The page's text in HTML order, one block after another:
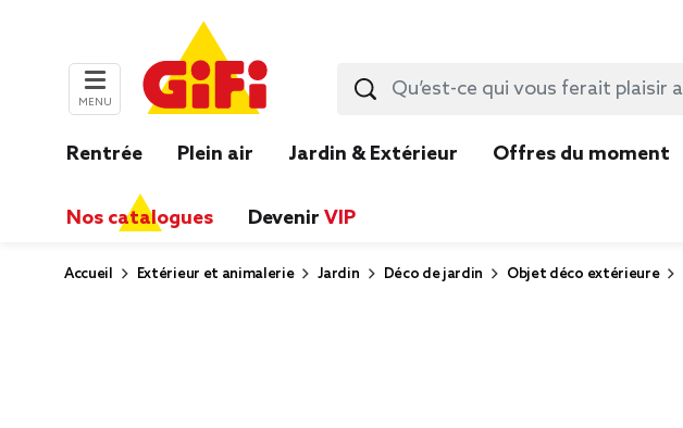
MENU
Rentrée Plein air Jardin & Extérieur Offres du moment
Nos catalogues Devenir VIP
Accueil Extérieur et animalerie Jardin Déco de jardin Objet déco extérieure